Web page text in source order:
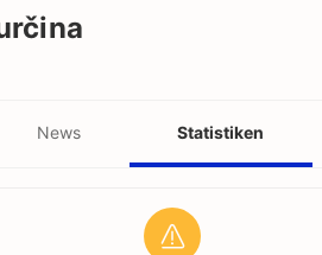
News Statistiken